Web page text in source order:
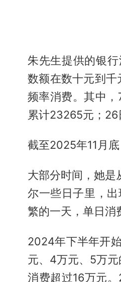
朱先生提供的银
数额在数十元到千
频率消费。其中
累计23265元；26
截至2025年11月
大部分时间，她是
尔一些日子里，
繁的一天，单日消
2024年下半年开
元、4万元、5万
消费超过16万元